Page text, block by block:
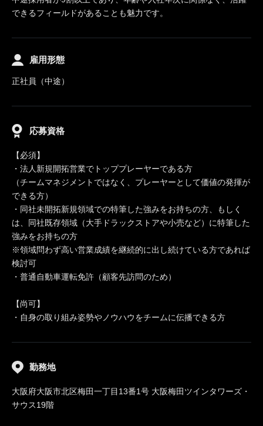
できるフィールドがあることも魅力です。
雇用形態
正社員（中途）
応募資格
【必須】
・法人新規開拓営業でトッププレーヤーである方
（チームマネジメントではなく、プレーヤーとして価値の発揮が
できる方）
・同社未開拓新規領域での特筆した強みをお持ちの方、もしく
は、同社既存領域（大手ドラックストアや小売など）に特筆した
強みをお持ちの方
※領域問わず高い営業成績を継続的に出し続けている方であれば
検討可
・普通自動車運転免許（顧客先訪問のため）
【尚可】
・自身の取り組み姿勢やノウハウをチームに伝播できる方
勤務地
大阪府大阪市北区梅田一丁目13番1号 大阪梅田ツインタワーズ・
サウス19階